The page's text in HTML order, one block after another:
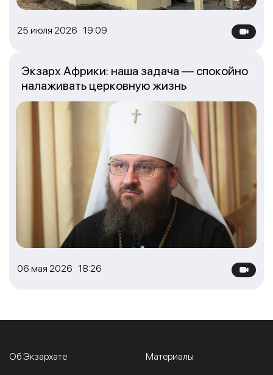
25 июля 2026 19:09
06 мая 2026 18:26
Экзарх Африки: наша задача — спокойно
налаживать церковную жизнь
Об Экзархате Материалы